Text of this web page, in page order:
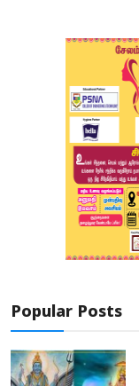
Popular Posts